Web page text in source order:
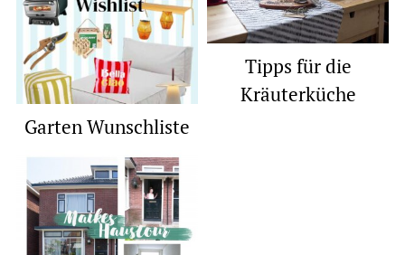
Garten Wunschliste
Tipps für die
Kräuterküche